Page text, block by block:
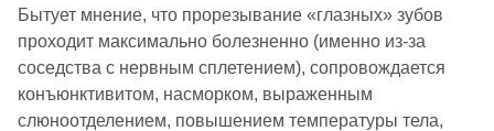
Бытует мнение, что прорезывание «глазных» зубов
проходит максимально болезненно (именно из-за
соседства с нервным сплетением), сопровождается
конъюнктивитом, насморком, выраженным
слюноотделением, повышением температуры тела,